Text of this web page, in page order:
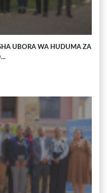
UBORA WA HUDUMA ZA